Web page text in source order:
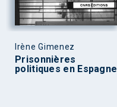
Irène Gimenez
Prisonnières
politiques en Espagne